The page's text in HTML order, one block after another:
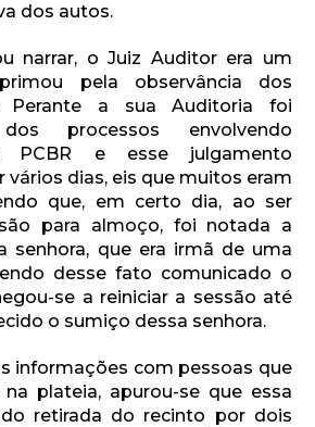
dos autos.
narrar, o Juiz Auditor era um
pela observância dos
Perante a sua Auditoria foi
processos envolvendo
PCBR e esse julgamento
vários dias, eis que muitos eram
que, em certo dia, ao ser
para almoço, foi notada a
senhora, que era irmã de uma
desse fato comunicado o
se a reiniciar a sessão até
o sumiço dessa senhora.
informações com pessoas que
plateia, apurou-se que essa
retirada do recinto por dois